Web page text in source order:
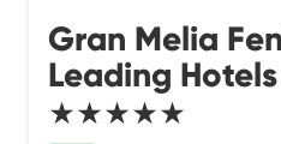
Gran Melia
Leading
★★★★★